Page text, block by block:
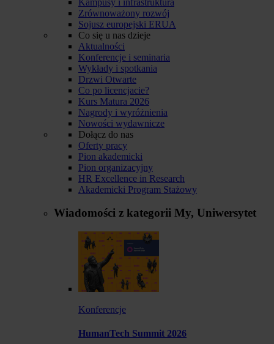
Zrównoważony rozwój
Sojusz europejski ERUA
Co się u nas dzieje
Aktualności
Konferencje i seminaria
Wykłady i spotkania
Drzwi Otwarte
Co po licencjacie?
Kurs Matura 2026
Nagrody i wyróżnienia
Nowości wydawnicze
Dołącz do nas
Oferty pracy
Pion akademicki
Pion organizacyjny
HR Excellence in Research
Akademicki Program Stażowy
Wiadomości z kategorii My, Uniwersytet
Konferencje
HumanTech Summit 2026